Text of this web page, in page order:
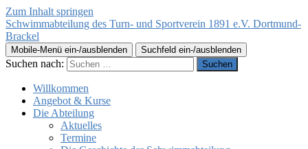
Zum Inhalt springen
Schwimmabteilung des Turn- und Sportverein 1891 e.V. Dortmund-
Brackel
Mobile-Menü ein-/ausblenden Suchfeld ein-/ausblenden
Suchen nach:
Willkommen
Angebot & Kurse
Die Abteilung
Aktuelles
Termine